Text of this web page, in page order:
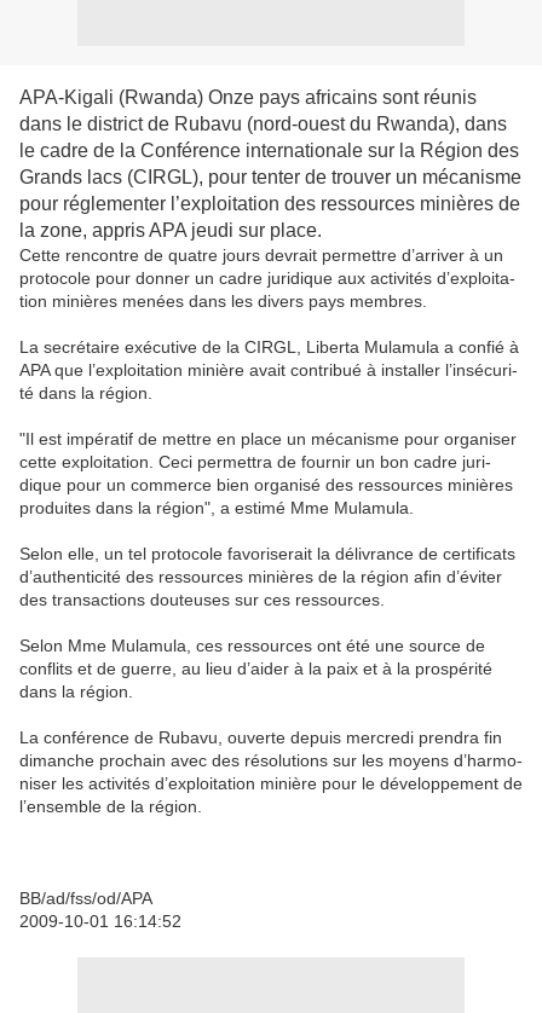
APA-​Ki­ga­li (Rwan­da) Onze pays afri­cains sont réunis
dans le dis­trict de Ru­ba­vu (nord-​ouest du Rwan­da), dans
le cadre de la Confé­rence in­ter­na­tio­nale sur la Ré­gion des
Grands lacs (CIRGL), pour ten­ter de trou­ver un mé­ca­nisme
pour ré­gle­men­ter l’ex­ploi­ta­tion des res­sources mi­nières de
la zone, ap­pris APA jeudi sur place.
Cette ren­contre de quatre jours de­vrait per­mettre d’ar­ri­ver à un
pro­to­cole pour don­ner un cadre ju­ri­dique aux ac­ti­vi­tés d’ex­ploi­ta­
tion mi­nières me­nées dans les di­vers pays membres.
La se­cré­taire exé­cu­tive de la CIRGL, Li­ber­ta Mu­la­mu­la a confié à
APA que l’ex­ploi­ta­tion mi­nière avait contri­bué à ins­tal­ler l’in­sé­cu­ri­
té dans la ré­gion.
"Il est im­pé­ra­tif de mettre en place un mé­ca­nisme pour or­ga­ni­ser
cette ex­ploi­ta­tion. Ceci per­met­tra de four­nir un bon cadre ju­ri­
dique pour un com­merce bien or­ga­ni­sé des res­sources mi­nières
pro­duites dans la ré­gion", a es­ti­mé Mme Mu­la­mu­la.
Selon elle, un tel pro­to­cole fa­vo­ri­se­rait la dé­li­vrance de cer­ti­fi­cats
d’au­then­ti­ci­té des res­sources mi­nières de la ré­gion afin d’évi­ter
des tran­sac­tions dou­teuses sur ces res­sources.
Selon Mme Mu­la­mu­la, ces res­sources ont été une source de
conflits et de guerre, au lieu d’aider à la paix et à la pros­pé­ri­té
dans la ré­gion.
La confé­rence de Ru­ba­vu, ou­verte de­puis mer­cre­di pren­dra fin
di­manche pro­chain avec des ré­so­lu­tions sur les moyens d’har­mo­
ni­ser les ac­ti­vi­tés d’ex­ploi­ta­tion mi­nière pour le dé­ve­lop­pe­ment de
l’en­semble de la ré­gion.
BB/ad/fss/od/APA
2009-​10-​01 16:14:52